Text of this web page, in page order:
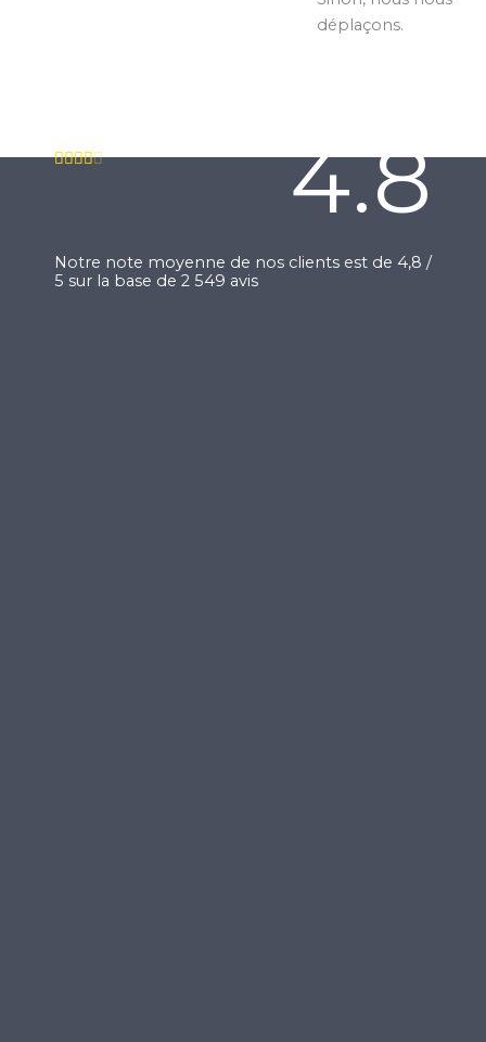
déplaçons.
N
4
s
4.8
Notre note moyenne de nos clients est de 4,8 /
5 sur la base de 2 549 avis